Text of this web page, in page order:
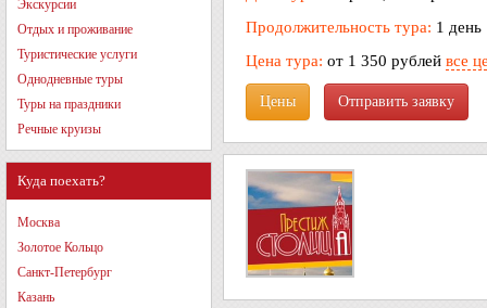
Экскурсии
Отдых и проживание
Туристические услуги
Однодневные туры
Туры на праздники
Речные круизы
Куда поехать?
Москва
Золотое Кольцо
Санкт-Петербург
Казань
Продолжительность тура: 1 день
Цена тура: от 1 350 рублей все
Цены